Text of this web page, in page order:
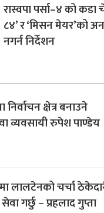
रास्वपा पर्सा–४ को कडा
८४’ र ‘मिसन मेयर’को
नगर्न निर्देशन
निर्वाचन क्षेत्र बनाउने
व्यवसायी रुपेश पाण्डेय
मा लालटेनको चर्चा
गर्छु – प्रहलाद गुप्ता